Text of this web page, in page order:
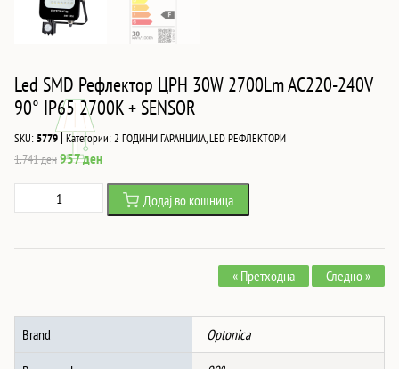
Led SMD Рефлектор ЦРН 30W 2700Lm AC220-240V
90° IP65 2700K + SENSOR
SKU:5779|Категории:2 ГОДИНИ ГАРАНЦИЈА,LED РЕФЛЕКТОРИ
1,741денOriginal
was:
1,741 ден.
957денCurrent
price
957 ден.
SMD
AC220-
240V
90°
Додај во кошница
« Претходна Следно »
Brand Optonica